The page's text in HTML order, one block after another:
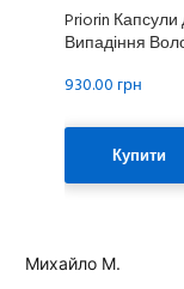
Priorin
Випадіння
930.00 грн
Купити
Михайло М.